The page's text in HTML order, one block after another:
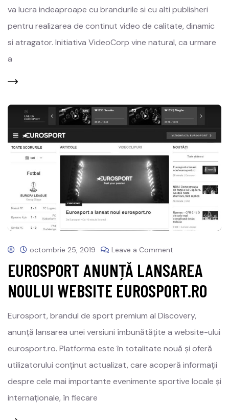
va lucra indeaproape cu brandurile si cu alti publisheri
pentru realizarea de continut video de calitate, dinamic
si atragator. Initiativa VideoCorp vine natural, ca urmare
a
octombrie 25, 2019 Leave a Comment
EUROSPORT ANUNȚĂ LANSAREA
NOULUI WEBSITE EUROSPORT.RO
Eurosport, brandul de sport premium al Discovery,
anunță lansarea unei versiuni îmbunătățite a website-ului
eurosport.ro. Platforma este în totalitate nouă și oferă
utilizatorului conținut actualizat, care acoperă informații
despre cele mai importante evenimente sportive locale și
internaționale, în fiecare